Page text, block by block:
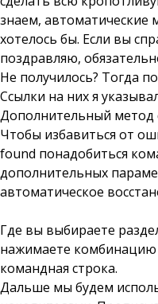
знаем, автоматические
хотелось бы. Если вы
поздравляю,
Не получилось? Тогда
Ссылки на них я
Дополнительный метод
Чтобы избавиться от
found понадобиться
дополнительных
автоматическое
Где вы выбираете
нажимаете комбинацию
командная строка.
Дальше мы будем